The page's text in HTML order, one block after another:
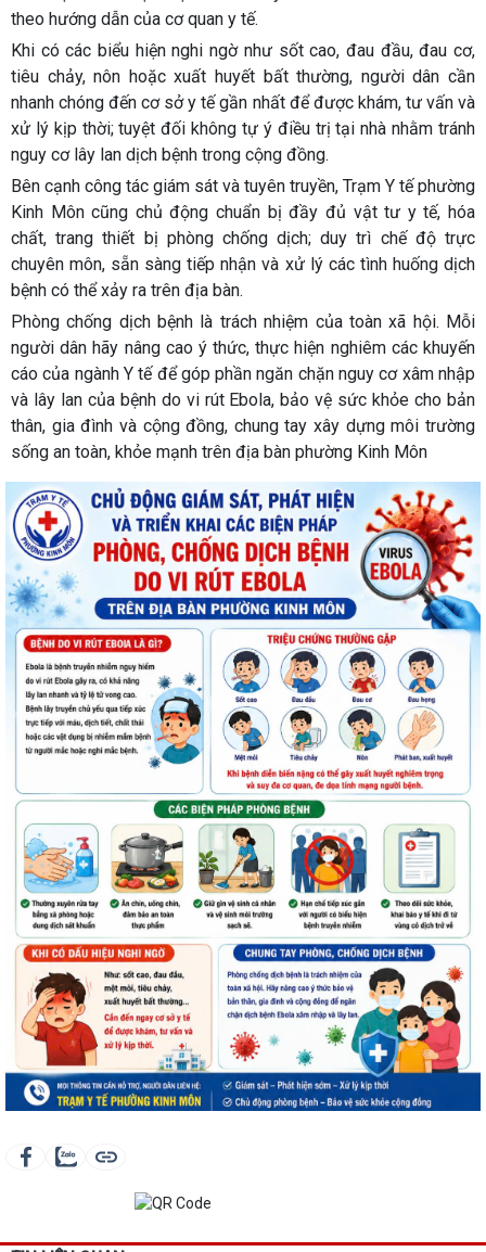
theo hướng dẫn của cơ quan y tế.
Khi có các biểu hiện nghi ngờ như sốt cao, đau đầu, đau cơ,
tiêu chảy, nôn hoặc xuất huyết bất thường, người dân cần
nhanh chóng đến cơ sở y tế gần nhất để được khám, tư vấn và
xử lý kịp thời; tuyệt đối không tự ý điều trị tại nhà nhằm tránh
nguy cơ lây lan dịch bệnh trong cộng đồng.
Bên cạnh công tác giám sát và tuyên truyền, Trạm Y tế phường
Kinh Môn cũng chủ động chuẩn bị đầy đủ vật tư y tế, hóa
chất, trang thiết bị phòng chống dịch; duy trì chế độ trực
chuyên môn, sẵn sàng tiếp nhận và xử lý các tình huống dịch
bệnh có thể xảy ra trên địa bàn.
Phòng chống dịch bệnh là trách nhiệm của toàn xã hội. Mỗi
người dân hãy nâng cao ý thức, thực hiện nghiêm các khuyến
cáo của ngành Y tế để góp phần ngăn chặn nguy cơ xâm nhập
và lây lan của bệnh do vi rút Ebola, bảo vệ sức khỏe cho bản
thân, gia đình và cộng đồng, chung tay xây dựng môi trường
sống an toàn, khỏe mạnh trên địa bàn phường Kinh Môn